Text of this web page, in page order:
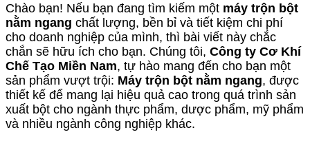
Chào bạn! Nếu bạn đang tìm kiếm một máy trộn bột
nằm ngang chất lượng, bền bỉ và tiết kiệm chi phí
cho doanh nghiệp của mình, thì bài viết này chắc
chắn sẽ hữu ích cho bạn. Chúng tôi, Công ty Cơ Khí
Chế Tạo Miền Nam, tự hào mang đến cho bạn một
sản phẩm vượt trội: Máy trộn bột nằm ngang, được
thiết kế để mang lại hiệu quả cao trong quá trình sản
xuất bột cho ngành thực phẩm, dược phẩm, mỹ phẩm
và nhiều ngành công nghiệp khác.